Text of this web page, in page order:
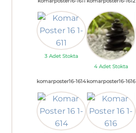
3 Adet Stokta
4 Adet Stokta
komarposter16-1614komarposter16-1616